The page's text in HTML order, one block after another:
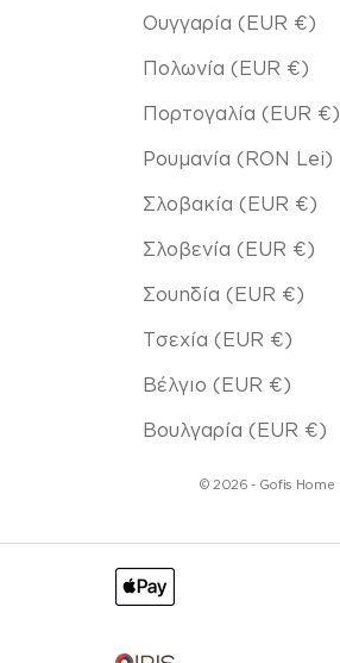
Ουγγαρία (EUR €)
Πολωνία (EUR €)
Πορτογαλία (EUR €)
Ρουμανία (RON Lei)
Σλοβακία (EUR €)
Σλοβενία (EUR €)
Σουηδία (EUR €)
Τσεχία (EUR €)
Βέλγιο (EUR €)
Βουλγαρία (EUR €)
© 2026 - Gofis Home